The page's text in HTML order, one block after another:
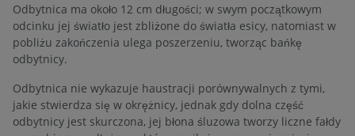
Odbytnica ma około 12 cm długości; w swym początkowym
odcinku jej światło jest zbliżone do światła esicy, natomiast w
pobliżu zakończenia ulega poszerzeniu, tworząc bańkę
odbytnicy.
Odbytnica nie wykazuje haustracji porównywalnych z tymi,
jakie stwierdza się w okrężnicy, jednak gdy dolna część
odbytnicy jest skurczona, jej błona śluzowa tworzy liczne fałdy